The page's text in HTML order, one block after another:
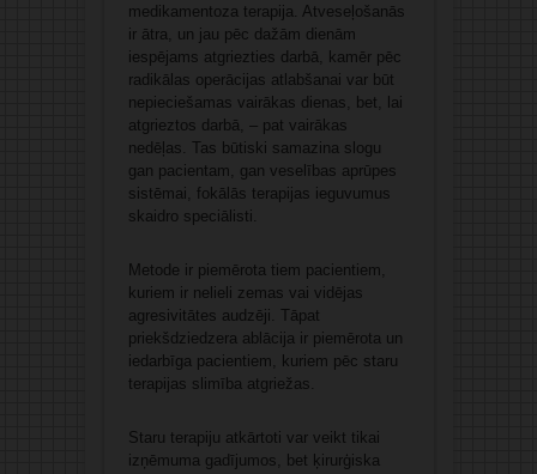
medikamentoza terapija. Atveseļošanās
ir ātra, un jau pēc dažām dienām
iespējams atgriezties darbā, kamēr pēc
radikālas operācijas atlabšanai var būt
nepieciešamas vairākas dienas, bet, lai
atgrieztos darbā, – pat vairākas
nedēļas. Tas būtiski samazina slogu
gan pacientam, gan veselības aprūpes
sistēmai, fokālās terapijas ieguvumus
skaidro speciālisti.
Metode ir piemērota tiem pacientiem,
kuriem ir nelieli zemas vai vidējas
agresivitātes audzēji. Tāpat
priekšdziedzera ablācija ir piemērota un
iedarbīga pacientiem, kuriem pēc staru
terapijas slimība atgriežas.
Staru terapiju atkārtoti var veikt tikai
izņēmuma gadījumos, bet ķirurģiska